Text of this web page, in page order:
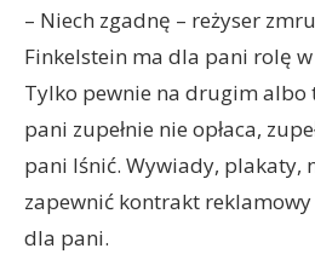
– Niech zgadnę – reżyser
Finkelstein ma dla pani rolę w
Tylko pewnie na drugim albo
pani zupełnie nie opłaca,
pani lśnić. Wywiady, plakaty,
zapewnić kontrakt reklamowy
dla pani.